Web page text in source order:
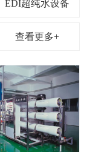
查看更多+